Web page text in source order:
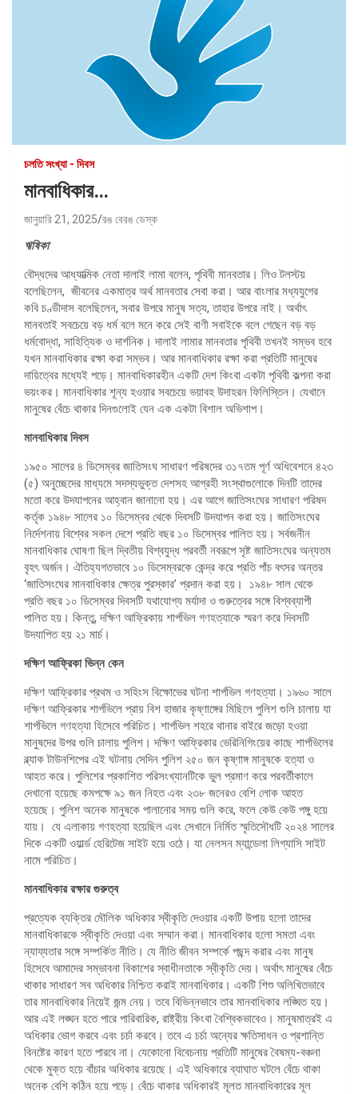
চলতি সংখ্যা - দিবস
মানবাধিকার…
জানুয়ারি 21, 2025 রঙ বেরঙ ডেস্ক
ঋষিকা
বৌদ্ধদের আধ্যাত্মিক নেতা দালাই লামা বলেন, পৃথিবী মানবতার। লিও টলস্টয়
বলেছিলেন, জীবনের একমাত্র অর্থ মানবতার সেবা করা। আর বাংলার মধ্যযুগের
কবি চণ্ডীদাস বলেছিলেন, সবার উপরে মানুষ সত্য, তাহার উপরে নাই। অর্থাৎ
মানবতাই সবচেয়ে বড় ধর্ম বলে মনে করে সেই বাণী সবাইকে বলে গেছেন বড় বড়
ধর্মবোদ্ধা, সাহিত্যিক ও দার্শনিক। দালাই লামার মানবতার পৃথিবী তখনই সম্ভব হবে
যখন মানবাধিকার রক্ষা করা সম্ভব। আর মানবাধিকার রক্ষা করা প্রতিটি মানুষের
দায়িত্বের মধ্যেই পড়ে। মানবাধিকারহীন একটি দেশ কিংবা একটা পৃথিবী কল্পনা করা
ভয়ংকর। মানবাধিকার শূন্য হওয়ার সবচেয়ে ভয়াবহ উদাহরন ফিলিস্তিন। যেখানে
মানুষের বেঁচে থাকার দিনগুলোই যেন এক একটা বিশাল অভিশাপ।
মানবাধিকার দিবস
১৯৫০ সালের ৪ ডিসেম্বর জাতিসংঘ সাধারণ পরিষদের ৩১৭তম পূর্ণ অধিবেশনে ৪২৩
(৫) অনুচ্ছেদের মাধ্যমে সদস্যভুক্ত দেশসহ আগ্রহী সংস্থাগুলোকে দিনটি তাদের
মতো করে উদযাপনের আহ্বান জানানো হয়। এর আগে জাতিসংঘের সাধারণ পরিষদ
কর্তৃক ১৯৪৮ সালের ১০ ডিসেম্বর থেকে দিবসটি উদযাপন করা হয়। জাতিসংঘের
নির্দেশনায় বিশ্বের সকল দেশে প্রতি বছর ১০ ডিসেম্বর পালিত হয়। সর্বজনীন
মানবাধিকার ঘোষণা ছিল দ্বিতীয় বিশ্বযুদ্ধ পরবর্তী নবরূপে সৃষ্ট জাতিসংঘের অন্যতম
বৃহৎ অর্জন। ঐতিহ্যগতভাবে ১০ ডিসেম্বরকে কেন্দ্র করে প্রতি পাঁচ বৎসর অন্তর
‘জাতিসংঘের মানবাধিকার ক্ষেত্র পুরস্কার’ প্রদান করা হয়। ১৯৪৮ সাল থেকে
প্রতি বছর ১০ ডিসেম্বর দিবসটি যথাযোগ্য মর্যাদা ও গুরুত্বের সঙ্গে বিশ্বব্যাপী
পালিত হয়। কিন্তু, দক্ষিণ আফ্রিকায় শার্পভিল গণহত্যাকে স্মরণ করে দিবসটি
উদযাপিত হয় ২১ মার্চ।
দক্ষিণ আফ্রিকা ভিন্ন কেন
দক্ষিণ আফ্রিকার প্রথম ও সহিংস বিক্ষোভের ঘটনা শার্পভিল গণহত্যা। ১৯৬০ সালে
দক্ষিণ আফ্রিকার শার্পভিলে প্রায় বিশ হাজার কৃষ্ণাঙ্গের মিছিলে পুলিশ গুলি চালায় যা
শার্পভিলে গণহত্যা হিসেবে পরিচিত। শার্পভিল শহরে থানার বাইরে জড়ো হওয়া
মানুষদের উপর গুলি চালায় পুলিশ। দক্ষিণ আফ্রিকার ভেরিনিগিংয়ের কাছে শার্পভিলের
ব্ল্যাক টাউনশিপের এই ঘটনায় সেদিন পুলিশ ২৫০ জন কৃষ্ণাঙ্গ মানুষকে হত্যা ও
আহত করে। পুলিশের প্রকাশিত পরিসংখ্যানটিকে ভুল প্রমাণ করে পরবর্তীকালে
দেখানো হয়েছে কমপক্ষে ৯১ জন নিহত এবং ২৩৮ জনেরও বেশি লোক আহত
হয়েছে। পুলিশ অনেক মানুষকে পালানোর সময় গুলি করে, ফলে কেউ কেউ পঙ্গু হয়ে
যায়। যে এলাকায় গণহত্যা হয়েছিল এবং সেখানে নির্মিত স্মৃতিসৌধটি ২০২৪ সালের
দিকে একটি ওয়ার্ল্ড হেরিটেজ সাইট হয়ে ওঠে। যা নেলসন ম্যান্ডেলা লিগ্যাসি সাইট
নামে পরিচিত।
মানবাধিকার রক্ষার গুরুত্ব
প্রত্যেক ব্যক্তির মৌলিক অধিকার স্বীকৃতি দেওয়ার একটি উপায় হলো তাদের
মানবাধিকারকে স্বীকৃতি দেওয়া এবং সম্মান করা। মানবাধিকার হলো সমতা এবং
ন্যায্যতার সঙ্গে সম্পর্কিত নীতি। যে নীতি জীবন সম্পর্কে পছন্দ করার এবং মানুষ
হিসেবে আমাদের সম্ভাবনা বিকাশের স্বাধীনতাকে স্বীকৃতি দেয়। অর্থাৎ মানুষের বেঁচে
থাকার সাধারণ সব অধিকার নিশ্চিত করাই মানবাধিকার। একটি শিশু অলিখিতভাবে
তার মানবাধিকার নিয়েই জন্ম নেয়। তবে বিভিন্নভাবে তার মানবাধিকার লঙ্ঘিত হয়।
আর এই লঙ্ঘন হতে পারে পারিবারিক, রাষ্ট্রীয় কিংবা বৈশ্বিকভাবেও। মানুষমাত্রই এ
অধিকার ভোগ করবে এবং চর্চা করবে। তবে এ চর্চা অন্যের ক্ষতিসাধন ও প্রশান্তি
বিনষ্টের কারণ হতে পারবে না। যেকোনো বিবেচনায় প্রতিটি মানুষের বৈষম্য-বঞ্চনা
থেকে মুক্ত হয়ে বাঁচার অধিকার রয়েছে। এই অধিকারে ব্যাঘাত ঘটলে বেঁচে থাকা
অনেক বেশি কঠিন হয়ে পড়ে। বেঁচে থাকার অধিকারই মূলত মানবাধিকারের মূল